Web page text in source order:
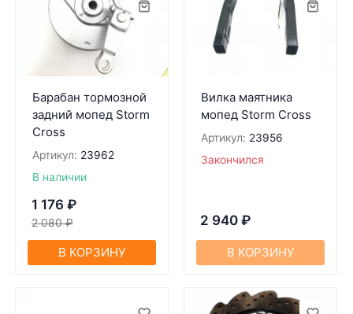
Барабан тормозной
задний мопед Storm
Cross
Артикул: 23962
В наличии
1 176 ₽
2 080 ₽
В КОРЗИНУ
Вилка маятника
мопед Storm Cross
Артикул: 23956
Закончился
2 940 ₽
В КОРЗИНУ